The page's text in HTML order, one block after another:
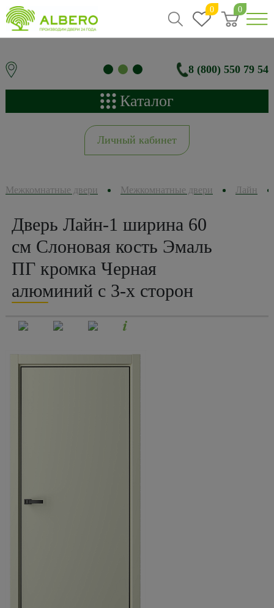
0 0
8 (800) 550 79 54
Каталог
Личный кабинет
Межкомнатные двери Межкомнатные двери Лайн
Дверь Лайн-1 ширина 60
см Слоновая кость Эмаль
ПГ кромка Черная
алюминий с 3-х сторон